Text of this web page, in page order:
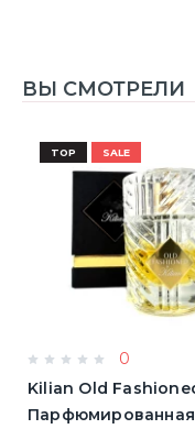
ВЫ СМОТРЕЛИ
TOP SALE
0
Kilian Old
Парфюмированная